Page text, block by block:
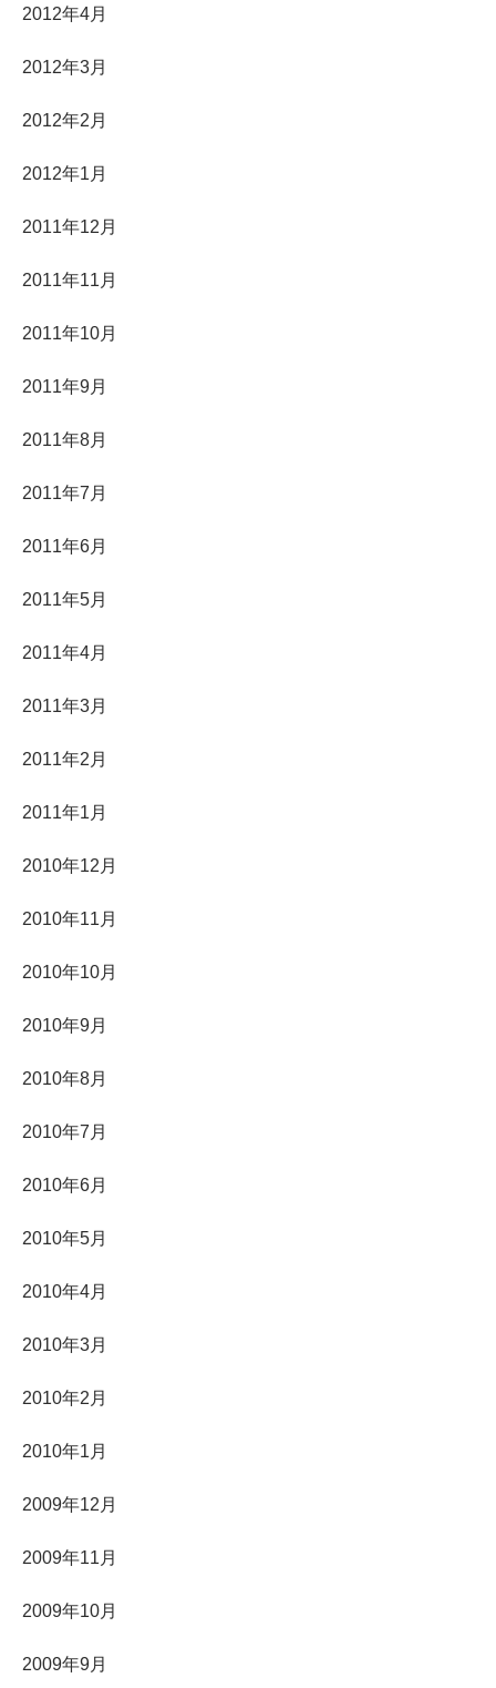
2012年4月
2012年3月
2012年2月
2012年1月
2011年12月
2011年11月
2011年10月
2011年9月
2011年8月
2011年7月
2011年6月
2011年5月
2011年4月
2011年3月
2011年2月
2011年1月
2010年12月
2010年11月
2010年10月
2010年9月
2010年8月
2010年7月
2010年6月
2010年5月
2010年4月
2010年3月
2010年2月
2010年1月
2009年12月
2009年11月
2009年10月
2009年9月